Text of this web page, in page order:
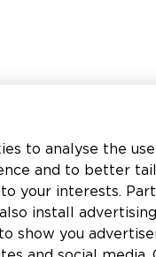
to analyse the
and to better
your interests.
install
show you